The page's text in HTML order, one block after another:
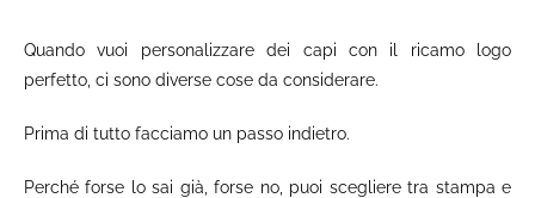
Quando vuoi personalizzare dei capi con il ricamo logo
perfetto, ci sono diverse cose da considerare.
Prima di tutto facciamo un passo indietro.
Perché forse lo sai già, forse no, puoi scegliere tra stampa e